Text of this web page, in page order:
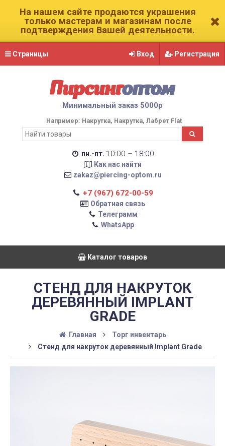
На нашем сайте продаются украшения
только мастерам и магазинам после
подтверждения Вашей деятельности.
Страницы Вход Регистрация
Пирсингоптом
Минимальный заказ 5000р
Например: Накрутка Накрутка Лабрет Flat
пн.-пт. 10:00 – 18:00
Как нас найти
zakaz@piercing-optom.ru
+7 (967) 672-00-59
Обратная связь
Телеграмм
WhatsApp
Каталог товаров
СТЕНД ДЛЯ НАКРУТОК
ДЕРЕВЯННЫЙ IMPLANT
GRADE
Главная
Торг инвентарь
Стенд для накруток деревянный Implant Grade